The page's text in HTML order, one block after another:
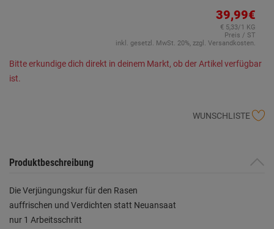
39,99€
€ 5,33/1 KG
Preis / ST
inkl. gesetzl. MwSt. 20%, zzgl. Versandkosten.
Bitte erkundige dich direkt in deinem Markt, ob der Artikel verfügbar
ist.
WUNSCHLISTE
Produktbeschreibung
Die Verjüngungskur für den Rasen
auffrischen und Verdichten statt Neuansaat
nur 1 Arbeitsschritt